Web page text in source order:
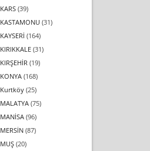
KARS(39)
KASTAMONU (31)
KAYSERİ (164)
KIRIKKALE(31)
KIRŞEHİR (19)
KONYA(168)
Kurtköy(25)
MALATYA(75)
MANİSA(96)
MERSİN(87)
MUŞ(20)